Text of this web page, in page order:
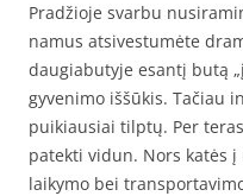
Pradžioje svarbu
namus atsivestumėte
daugiabutyje esantį butą
gyvenimo iššūkis. Tačiau
puikiausiai tilptų. Per
patekti vidun. Nors katės
laikymo bei